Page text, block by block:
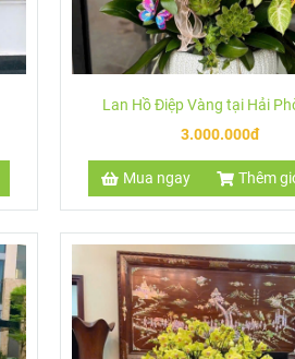
Lan Hồ Điệp Vàng tại Hải
3.000.000đ
Mua ngay Thêm